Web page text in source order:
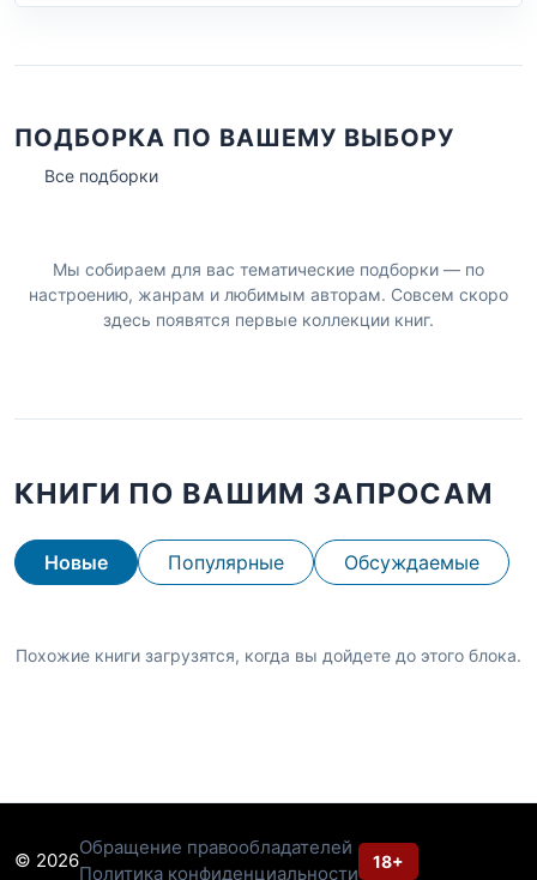
ПОДБОРКА ПО ВАШЕМУ ВЫБОРУ
Все подборки
Мы собираем для вас тематические подборки — по
настроению, жанрам и любимым авторам. Совсем скоро
здесь появятся первые коллекции книг.
КНИГИ ПО ВАШИМ ЗАПРОСАМ
Новые Популярные Обсуждаемые
Похожие книги загрузятся, когда вы дойдете до этого блока.
© 2026
Обращение правообладателей
Политика конфиденциальности
18+